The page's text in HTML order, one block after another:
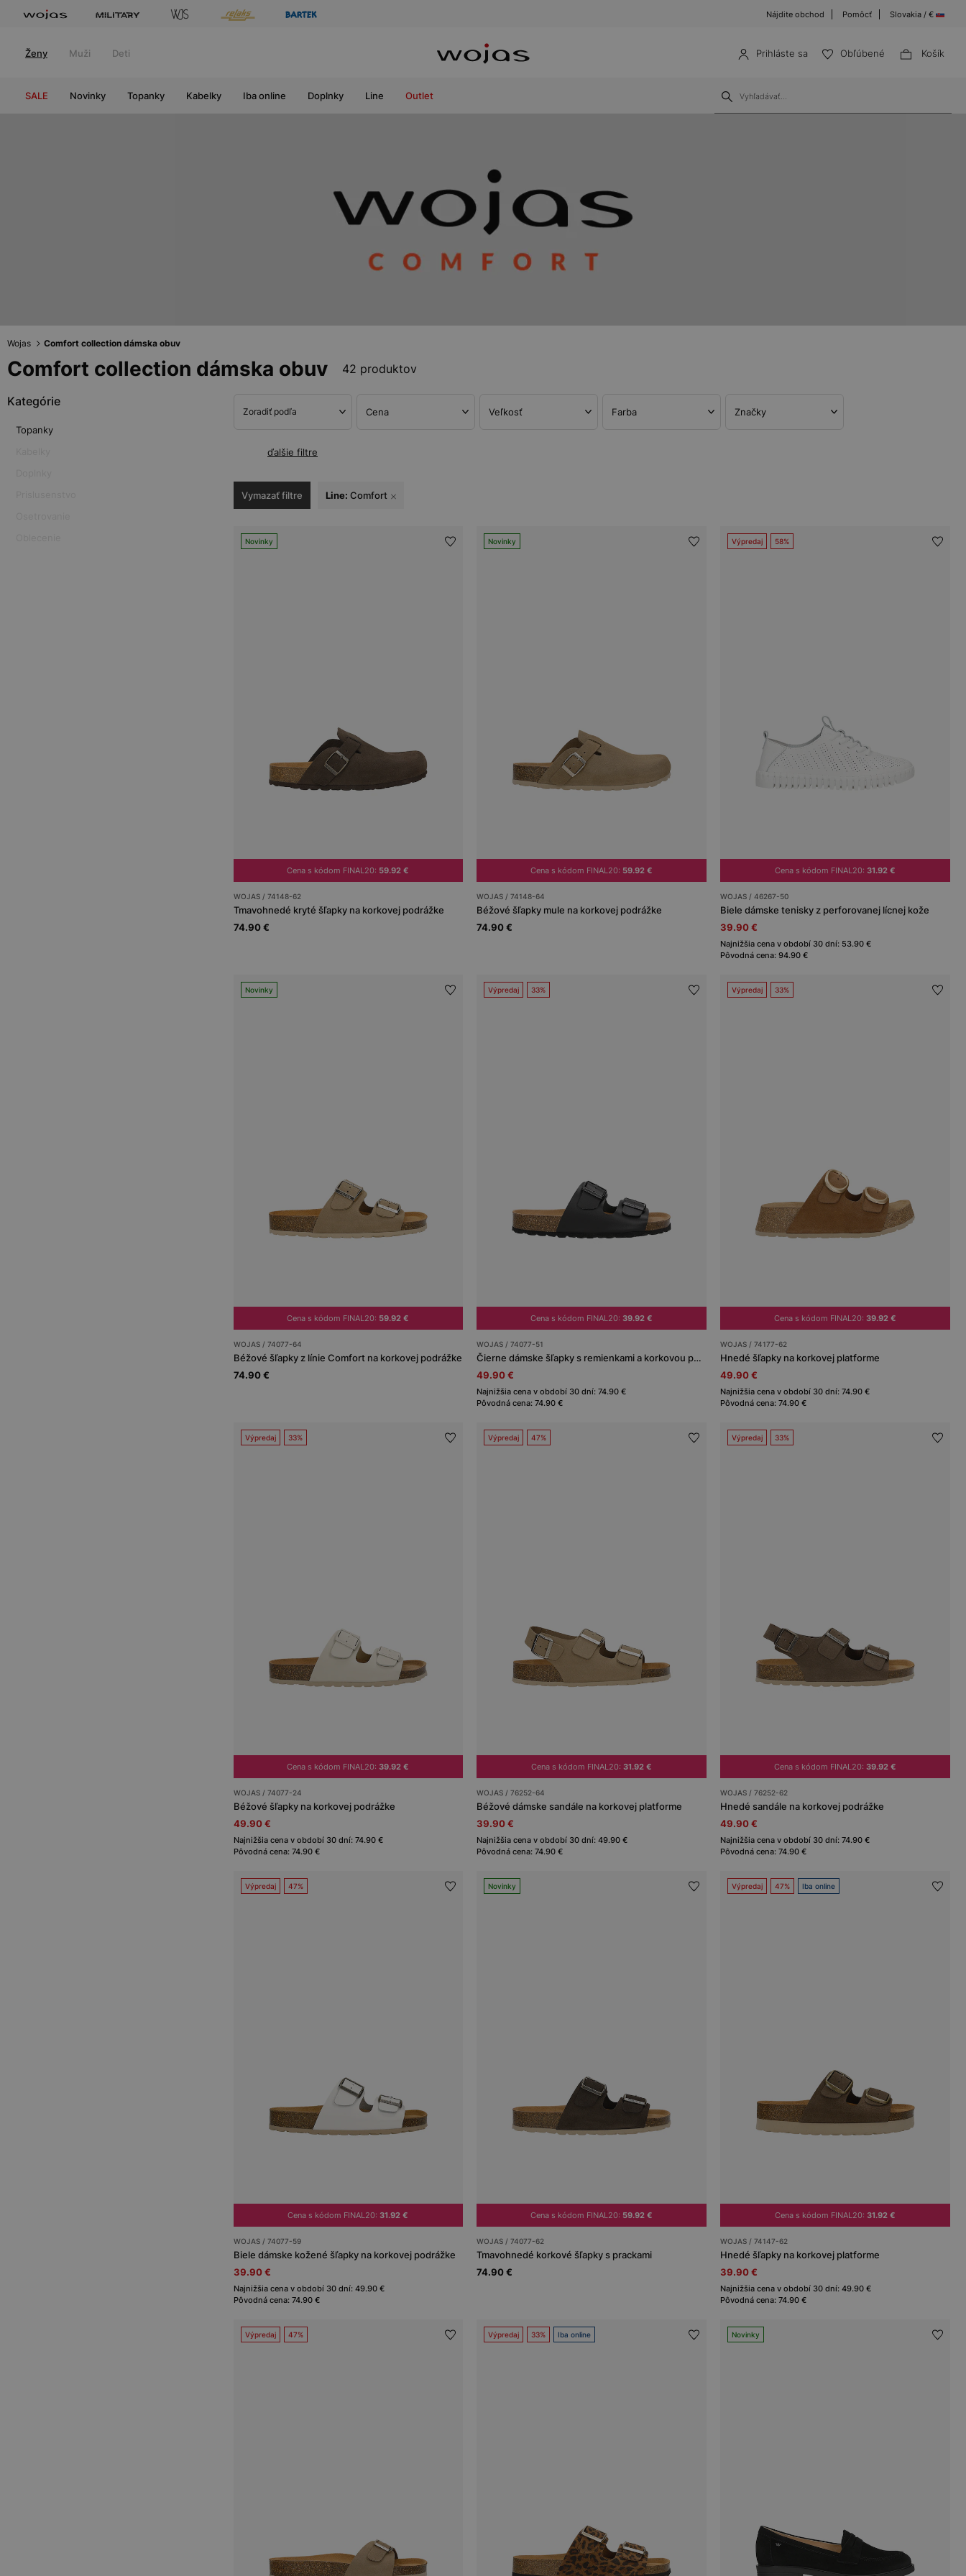
Nájdite obchod Pomôcť Slovakia / €
Ženy Muži Deti Prihláste sa Obľúbené Košík
SALE Novinky Topanky Kabelky Iba online Doplnky Line Outlet
Wojas Comfort collection dámska obuv
Comfort collection dámska obuv 42 produktov
Kategórie
Topanky
Zoradiť podľa Cena Veľkosť Farba Značky
ďalšie filtre
Vymazať filtre Line: Comfort
Novinky
Cena s kódom FINAL20: 59.92 €
WOJAS / 74148-62
Tmavohnedé kryté šľapky na korkovej podrážke
74.90 €
Novinky
Cena s kódom FINAL20: 59.92 €
WOJAS / 74148-64
Béžové šľapky mule na korkovej podrážke
74.90 €
Výpredaj 58%
Cena s kódom FINAL20:31.92 €
WOJAS / 46267-50
Biele dámske tenisky z perforovanej lícnej kože
39.90 €
Najnižšia cena v období 30 dní: 53.90 €
Pôvodná cena: 94.90 €
Novinky
Cena s kódom FINAL20: 59.92 €
WOJAS / 74077-64
Béžové šľapky z línie Comfort na korkovej podrážke
74.90 €
Výpredaj 33%
Cena s kódom FINAL20:39.92 €
WOJAS / 74077-51
Čierne dámske šľapky s remienkami a korkovou podrážkou
49.90 €
Najnižšia cena v období 30 dní: 74.90 €
Pôvodná cena: 74.90 €
Výpredaj 33%
Cena s kódom FINAL20:39.92 €
WOJAS / 74177-62
Hnedé šľapky na korkovej platforme
49.90 €
Najnižšia cena v období 30 dní: 74.90 €
Pôvodná cena: 74.90 €
Výpredaj 33%
Cena s kódom FINAL20:39.92 €
WOJAS / 74077-24
Béžové šľapky na korkovej podrážke
49.90 €
Najnižšia cena v období 30 dní: 74.90 €
Pôvodná cena: 74.90 €
Výpredaj 47%
Cena s kódom FINAL20:31.92 €
WOJAS / 76252-64
Béžové dámske sandále na korkovej platforme
39.90 €
Najnižšia cena v období 30 dní: 49.90 €
Pôvodná cena: 74.90 €
Výpredaj 33%
Cena s kódom FINAL20:39.92 €
WOJAS / 76252-62
Hnedé sandále na korkovej podrážke
49.90 €
Najnižšia cena v období 30 dní: 74.90 €
Pôvodná cena: 74.90 €
Výpredaj 47%
Cena s kódom FINAL20:31.92 €
WOJAS / 74077-59
Biele dámske kožené šľapky na korkovej podrážke
39.90 €
Najnižšia cena v období 30 dní: 49.90 €
Pôvodná cena: 74.90 €
Novinky
Cena s kódom FINAL20: 59.92 €
WOJAS / 74077-62
Tmavohnedé korkové šľapky s prackami
74.90 €
Výpredaj 47% Iba online
Cena s kódom FINAL20:31.92 €
WOJAS / 74147-62
Hnedé šľapky na korkovej platforme
39.90 €
Najnižšia cena v období 30 dní: 49.90 €
Pôvodná cena: 74.90 €
Výpredaj 47% Výpredaj 33% Iba online Novinky